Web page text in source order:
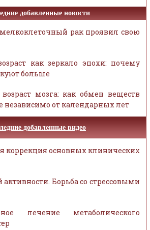
добавленные новости
рак проявил свою
как зеркало эпохи: почему
больше
мозга: как обмен веществ
независимо от календарных лет
добавленные видео
коррекция основных клинических
Борьба со стрессовыми
лечение метаболического